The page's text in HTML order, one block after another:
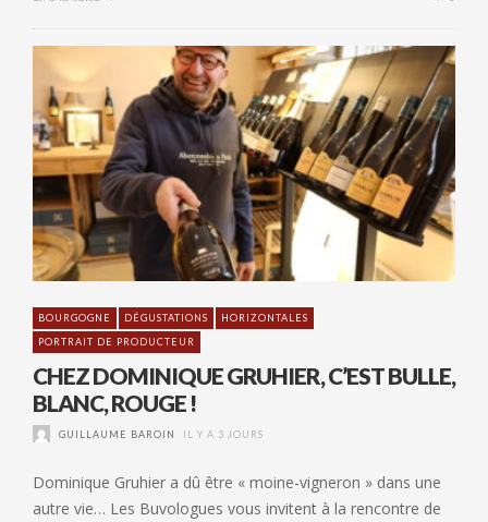
BOURGOGNE DÉGUSTATIONS
HORIZONTALES
PORTRAIT DE PRODUCTEUR
CHEZ DOMINIQUE GRUHIER, C’EST BULLE,
BLANC, ROUGE !
GUILLAUME BAROIN IL Y A 3 JOURS
Dominique Gruhier a dû être « moine-vigneron » dans une
autre vie… Les Buvologues vous invitent à la rencontre de